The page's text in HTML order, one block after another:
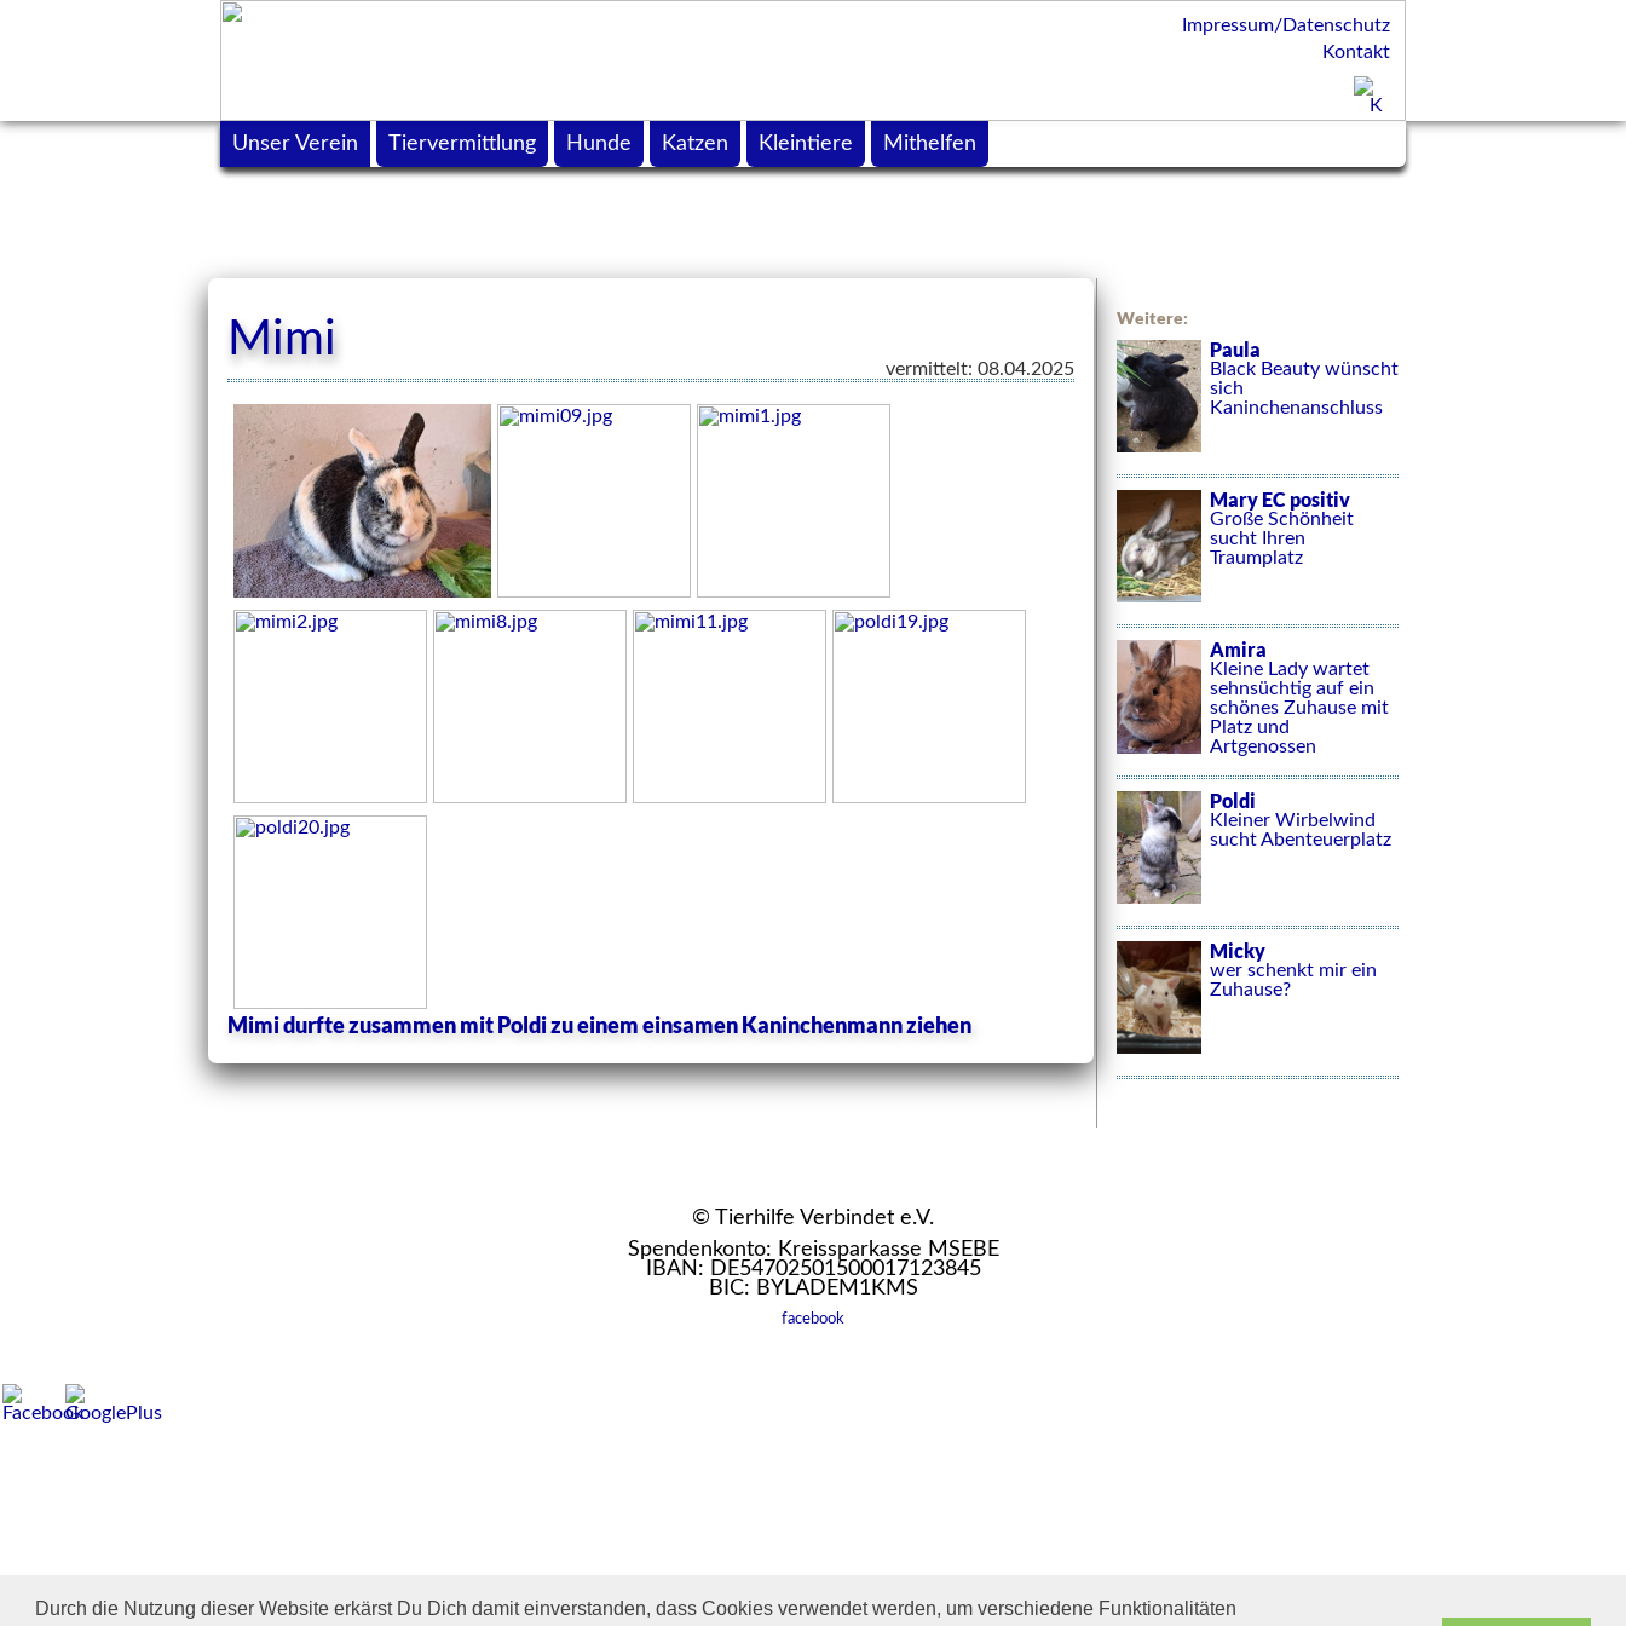
Durch die Nutzung dieser Website erkärst Du Dich damit einverstanden, dass Cookies verwendet werden, um verschiedene Funktionalitäten
Weitere:
Paula
Black Beauty wünscht
sich
Kaninchenanschluss
Mary EC positiv
Große Schönheit
sucht Ihren
Traumplatz
Amira
Kleine Lady wartet
sehnsüchtig auf ein
schönes Zuhause mit
Platz und
Artgenossen
Poldi
Kleiner Wirbelwind
sucht Abenteuerplatz
Micky
wer schenkt mir ein
Zuhause?
Mimi
vermittelt: 08.04.2025
Mimi durfte zusammen mit Poldi zu einem einsamen Kaninchenmann ziehen
© Tierhilfe Verbindet e.V.
Spendenkonto: Kreissparkasse MSEBE
IBAN: DE54702501500017123845
BIC: BYLADEM1KMS
facebook
Impressum/Datenschutz
Kontakt
Unser Verein Tiervermittlung Hunde Katzen Kleintiere Mithelfen